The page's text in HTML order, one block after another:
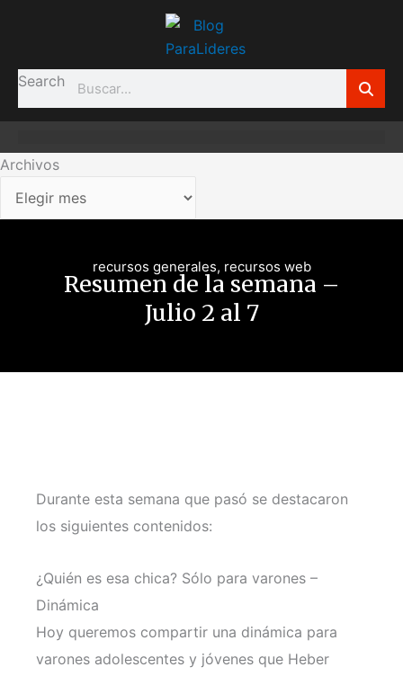
Search
Archivos
recursos generales, recursos web
Resumen de la semana –
Julio 2 al 7
Durante esta semana que pasó se destacaron
los siguientes contenidos:
¿Quién es esa chica? Sólo para varones –
Dinámica
Hoy queremos compartir una dinámica para
varones adolescentes y jóvenes que Heber